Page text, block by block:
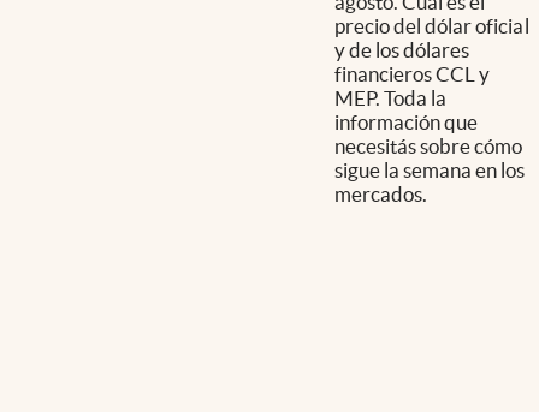
precio del dólar oficial
y de los dólares
financieros CCL y
MEP. Toda la
información que
necesitás sobre cómo
sigue la semana en los
mercados.